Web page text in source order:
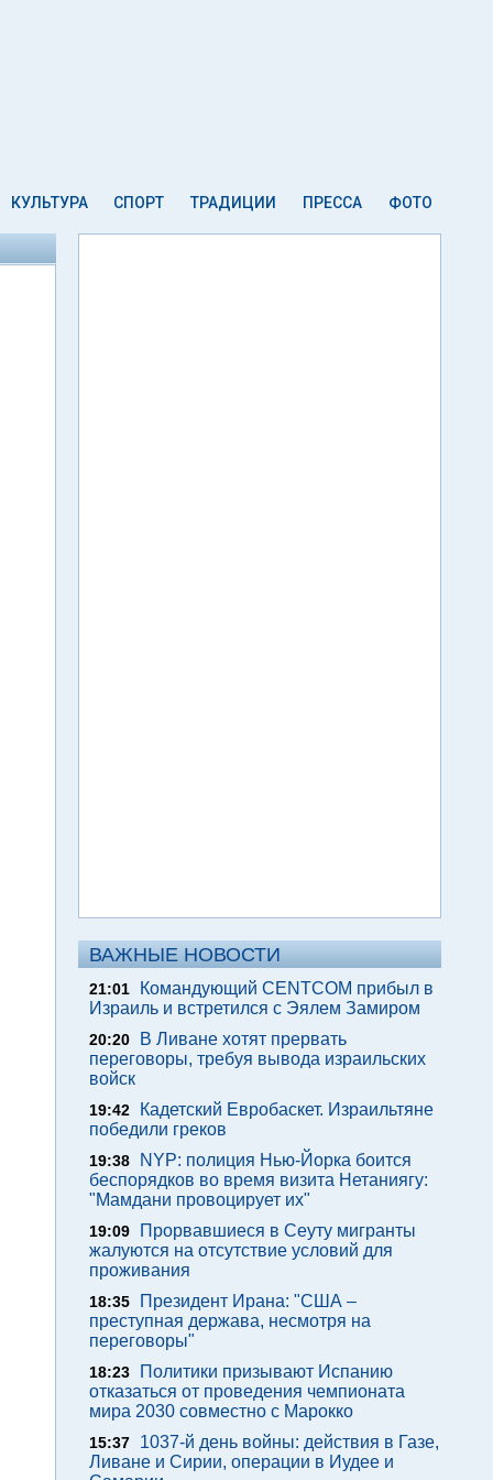
КУЛЬТУРА СПОРТ ТРАДИЦИИ ПРЕССА ФОТО
ВАЖНЫЕ НОВОСТИ
21:01
Командующий CENTCOM прибыл в
Израиль и встретился с Эялем Замиром
20:20
В Ливане хотят прервать
переговоры, требуя вывода израильских
войск
19:42
Кадетский Евробаскет. Израильтяне
победили греков
19:38
NYP: полиция Нью-Йорка боится
беспорядков во время визита Нетаниягу:
"Мамдани провоцирует их"
19:09
Прорвавшиеся в Сеуту мигранты
жалуются на отсутствие условий для
проживания
18:35
Президент Ирана: "США –
преступная держава, несмотря на
переговоры"
18:23
Политики призывают Испанию
отказаться от проведения чемпионата
мира 2030 совместно с Марокко
15:37
1037-й день войны: действия в Газе,
Ливане и Сирии, операции в Иудее и